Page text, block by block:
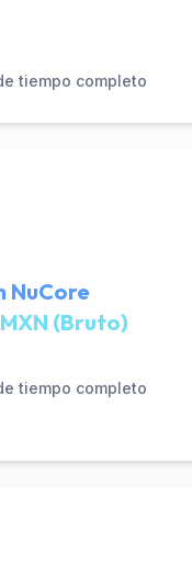
tiempo completo
NuCore
(Bruto)
tiempo completo